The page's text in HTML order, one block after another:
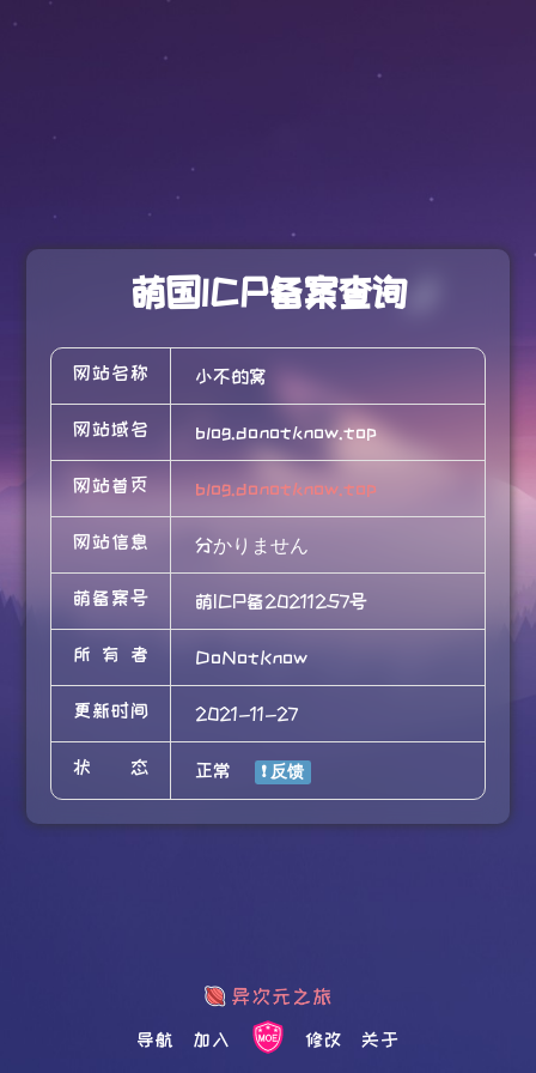
萌国ICP备案查询
网站名称 小不的窝
网站域名 blog.donotknow.top
网站首页 blog.donotknow.top
网站信息 分かりません
萌备案号 萌ICP备20211257号
所有者 DoNotKnow
更新时间 2021-11-27
状态 正常
导航 加入 修改 关于